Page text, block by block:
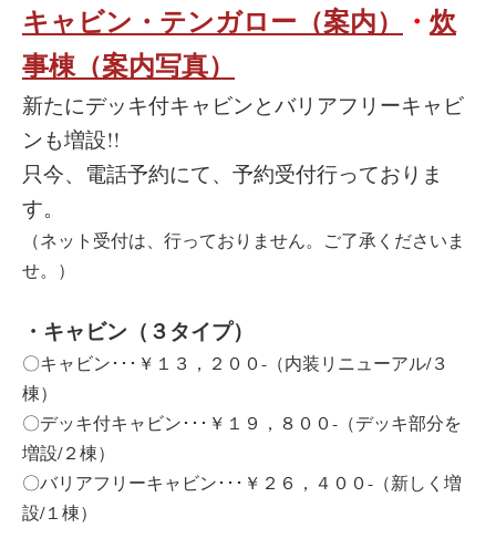
キャビン・テンガロー（案内） ・ 炊
事棟（案内写真）
新たにデッキ付キャビンとバリアフリーキャビ
ンも増設!!
只今、電話予約にて、予約受付行っておりま
す。
（ネット受付は、行っておりません。ご了承くださいま
せ。）
・キャビン（３タイプ）
〇キャビン･･･￥１３，２００-（内装リニューアル/３
棟）
〇デッキ付キャビン･･･￥１９，８００-（デッキ部分を
増設/２棟）
〇バリアフリーキャビン･･･￥２６，４００-（新しく増
設/１棟）